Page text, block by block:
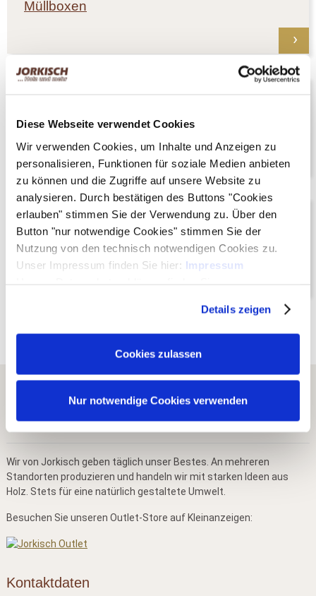
Diese Webseite verwendet Cookies
Wir verwenden Cookies, um Inhalte und Anzeigen zu
personalisieren, Funktionen für soziale Medien anbieten
zu können und die Zugriffe auf unsere Website zu
analysieren. Durch bestätigen des Buttons "Cookies
erlauben" stimmen Sie der Verwendung zu. Über den
Button "nur notwendige Cookies" stimmen Sie der
Nutzung von den technisch notwendigen Cookies zu.
Unser Impressum finden Sie hier: Impressum
Details zeigen
Cookies zulassen
Nur notwendige Cookies verwenden
Müllboxen
Brücken
Garteneinrichtungen
Fahnenmasten
Wir von Jorkisch geben täglich unser Bestes. An mehreren
Standorten produzieren und handeln wir mit starken Ideen aus
Holz. Stets für eine natürlich gestaltete Umwelt.
Besuchen Sie unseren Outlet-Store auf Kleinanzeigen:
Kontaktdaten